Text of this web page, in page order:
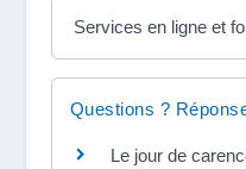
Services en ligne et
Questions ?
Le jour de